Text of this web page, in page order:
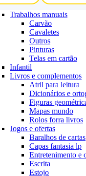
Trabalhos manuais
Carvão
Cavaletes
Outros
Pinturas
Telas em cartão
Infantil
Livros e complementos
Atril para leitura
Dicionários e
Figuras
Mapas mundo
Rolos forra livros
Jogos e ofertas
Baralhos de cartas
Capas fantasia lp
Entretenimento e
Escrita
Estojo